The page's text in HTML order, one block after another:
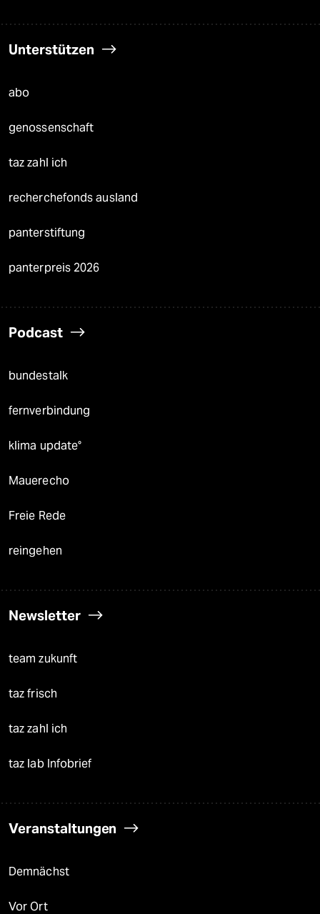
Unterstützen
abo
genossenschaft
taz zahl ich
recherchefonds ausland
panterstiftung
panterpreis 2026
Podcast
bundestalk
fernverbindung
klima update°
Mauerecho
Freie Rede
reingehen
Newsletter
team zukunft
taz frisch
taz zahl ich
taz lab Infobrief
Veranstaltungen
Demnächst
Vor Ort